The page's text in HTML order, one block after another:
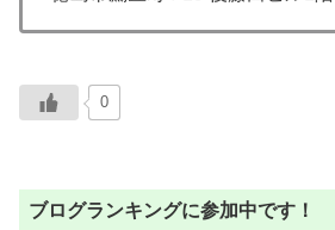
0
ブログランキングに参加中です！